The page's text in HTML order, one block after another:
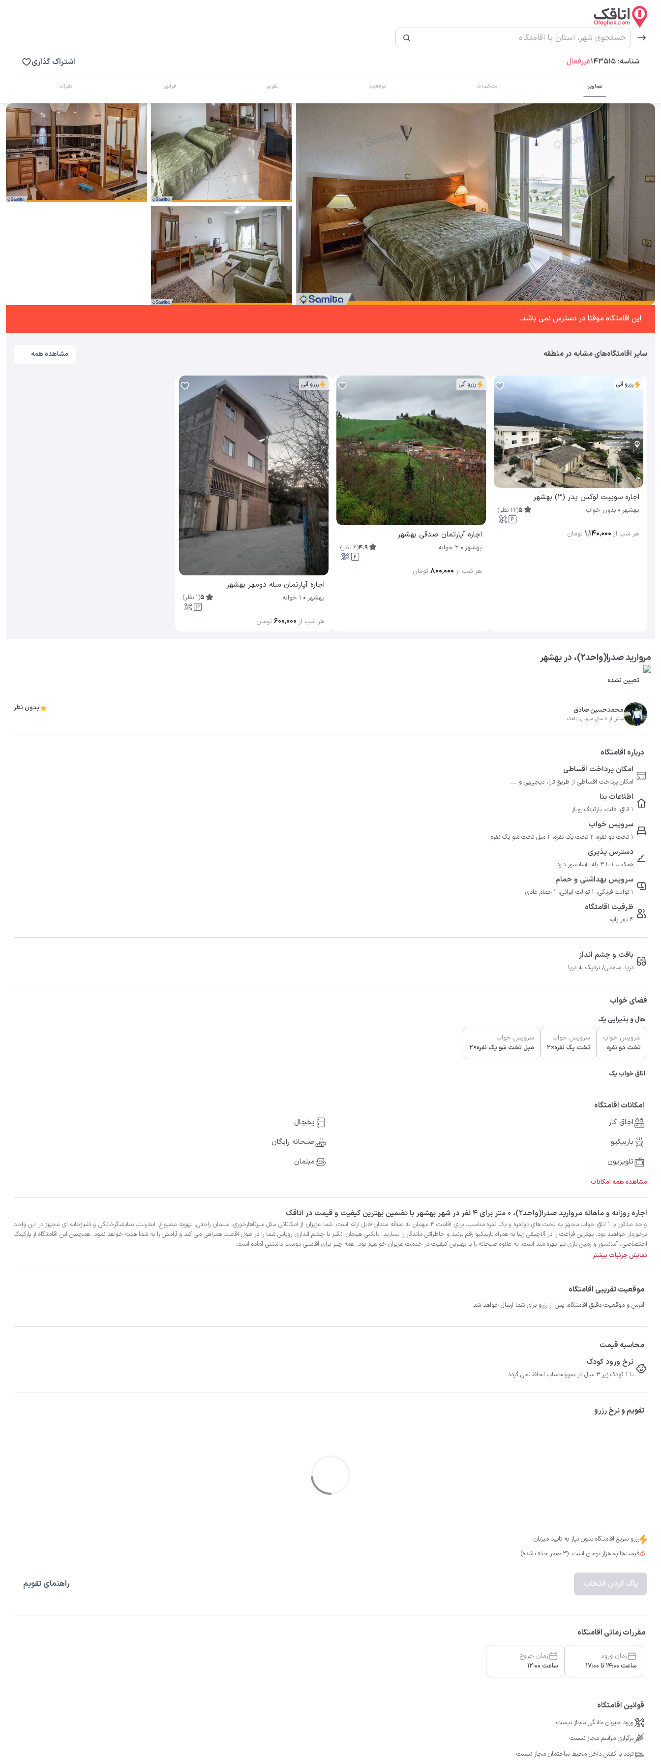
شناسه: 143515غیرفعال
تصاویر مشخصات موقعیت تقویم قوانین نظرات
اشتراک گذاری
این اقامتگاه موقتا در دسترس نمی باشد.
سایر اقامتگاه‌های مشابه در منطقه مشاهده همه
رزرو آنی
اجاره سوییت لوکس پدر (۳) بهشهر
بهشهر بدون خواب 5
(
22 نظر)
هر شب از ۱٬۱۴۰٬۰۰۰ تومان
رزرو آنی
اجاره آپارتمان صدقی بهشهر
بهشهر 2 خوابه 4.9
(
6 نظر)
هر شب از ۸۰۰٬۰۰۰ تومان
رزرو آنی
اجاره آپارتمان مبله دومهر بهشهر
بهشهر 1 خوابه 5
(
1 نظر)
هر شب از ۶۰۰٬۰۰۰ تومان
مروارید صدرا(واحد2)، در بهشهر
تعیین نشده
محمدحسین صادق
بیش از 8 سال میزبان اتاقک
بدون نظر
درباره اقامتگاه
امکان پرداخت اقساطی
امکان پرداخت اقساطی از طریق تارا، دیجی‌پی و ...
اطلاعات بنا
1 اتاق، فلت، پارکینگ روباز
سرویس خواب
1 تخت دو نفره، 2 تخت یک نفره، 2 مبل تخت شو یک نفره
دسترس پذیری
همکف، 1 تا 3 پله، آسانسور دارد
سرویس بهداشتی و حمام
1 توالت فرنگی، 1 توالت ایرانی، 1 حمام عادی
ظرفیت اقامتگاه
4 نفر پایه
بافت و چشم انداز
دریا، ساحلی/ نزدیک به دریا
فضای خواب
هال و پذیرایی یک
سرویس خواب
تخت دو نفره
سرویس خواب
تخت یک نفره×2
سرویس خواب
مبل تخت شو یک نفره×2
اتاق خواب یک
امکانات اقامتگاه
اجاق گاز
یخچال
باربیکیو
صبحانه رایگان
تلویزیون
مبلمان
مشاهده همه امکانات
‫‫اجاره روزانه و ماهانه مروارید صدرا(واحد2)، 0 متر برای 4 نفر در شهر بهشهر با تضمین بهترین کیفیت و قیمت در اتاقک
واحد مذکور با 1 اتاق خواب مجهز به تخت های دونفره و یک نفره مناسب، برای اقامت 4 مهمان به علاقه مندان قابل ارائه است. شما عزیزان از امکاناتی مثل میزناهارخوری، مبلمان راحتی، تهویه مطبوع، اینترنت، نمایشگرخانگی و آشپزخانه ای مجهز در این واحد
برخوردار خواهید بود. بهترین فراغت را در آلاچیقی زیبا به همراه باربیکیو رقم بزنید و خاطراتی ماندگار را بسازید. بالکنی هیجان انگیز با چشم اندازی رویایی شما را در طول اقامت همراهی می کند و آرامش را به شما هدیه خواهد نمود. همچنین این اقامتگاه از پارکینگ
اختصاصی، آسانسور و زمین بازی نیز بهره مند است. به علاوه صبحانه را با بهترین کیفیت در خدمت عزیزان خواهیم بود. همه چیز برای اقامتی دوست داشتنی آماده است.
نمایش جزئیات بیشتر
موقعیت تقریبی اقامتگاه
آدرس و موقعیت دقیق اقامتگاه، پس از رزرو برای شما ارسال خواهد شد
محاسبه قیمت
نرخ ورود کودک
تا 1 کودک زیر 3 سال در صورتحساب لحاظ نمی گردد
تقویم و نرخ رزرو
رزرو سریع اقامتگاه بدون نیاز به تایید میزبان
قیمت‌ها به هزار تومان است. (3 صفر حذف شده)
پاک کردن انتخاب راهنمای تقویم
مقررات زمانی اقامتگاه
زمان ورود
ساعت 14:00 تا 17:00
زمان خروج
ساعت 12:00
قوانین اقامتگاه
ورود حیوان خانگی مجاز نیست
برگزاری مراسم مجاز نیست
تردد با کفش داخل محیط ساختمان مجاز نیست